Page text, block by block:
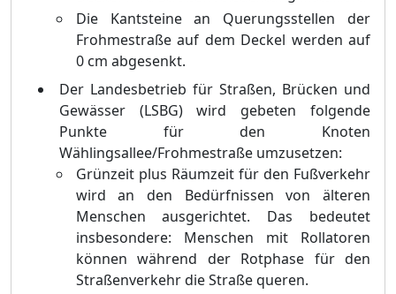
Die Kantsteine an Querungsstellen der
Frohmestraße auf dem Deckel werden auf
0 cm abgesenkt.
Der Landesbetrieb für Straßen, Brücken und
Gewässer (LSBG) wird gebeten folgende
Punkte für den Knoten
Wählingsallee/Frohmestraße umzusetzen:
Grünzeit plus Räumzeit für den Fußverkehr
wird an den Bedürfnissen von älteren
Menschen ausgerichtet. Das bedeutet
insbesondere: Menschen mit Rollatoren
können während der Rotphase für den
Straßenverkehr die Straße queren.